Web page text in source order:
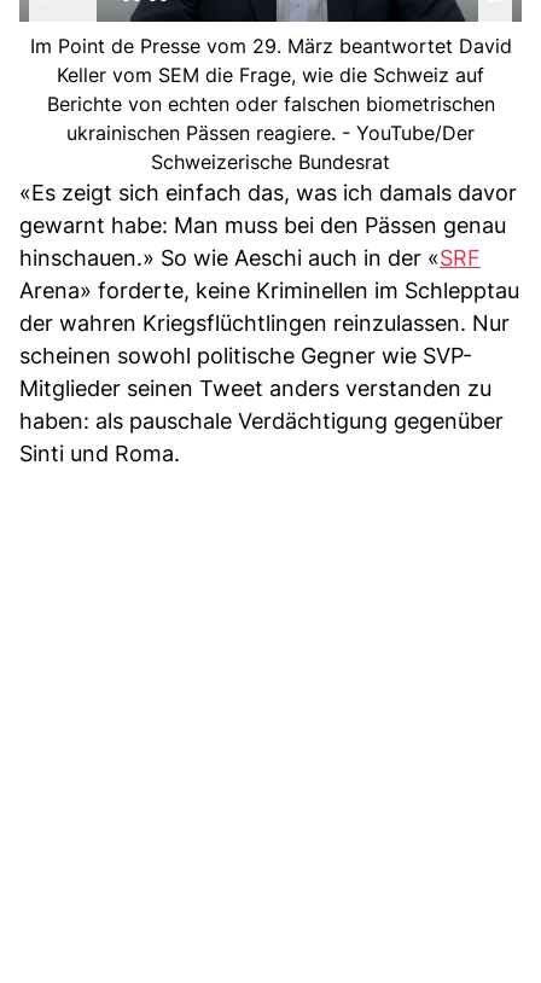
Im Point de Presse vom 29. März beantwortet David
Keller vom SEM die Frage, wie die Schweiz auf
Berichte von echten oder falschen biometrischen
ukrainischen Pässen reagiere. - YouTube/Der
Schweizerische Bundesrat
«Es zeigt sich einfach das, was ich damals davor
gewarnt habe: Man muss bei den Pässen genau
hinschauen.» So wie Aeschi auch in der «SRF
Arena» forderte, keine Kriminellen im Schlepptau
der wahren Kriegsflüchtlingen reinzulassen. Nur
scheinen sowohl politische Gegner wie SVP-
Mitglieder seinen Tweet anders verstanden zu
haben: als pauschale Verdächtigung gegenüber
Sinti und Roma.